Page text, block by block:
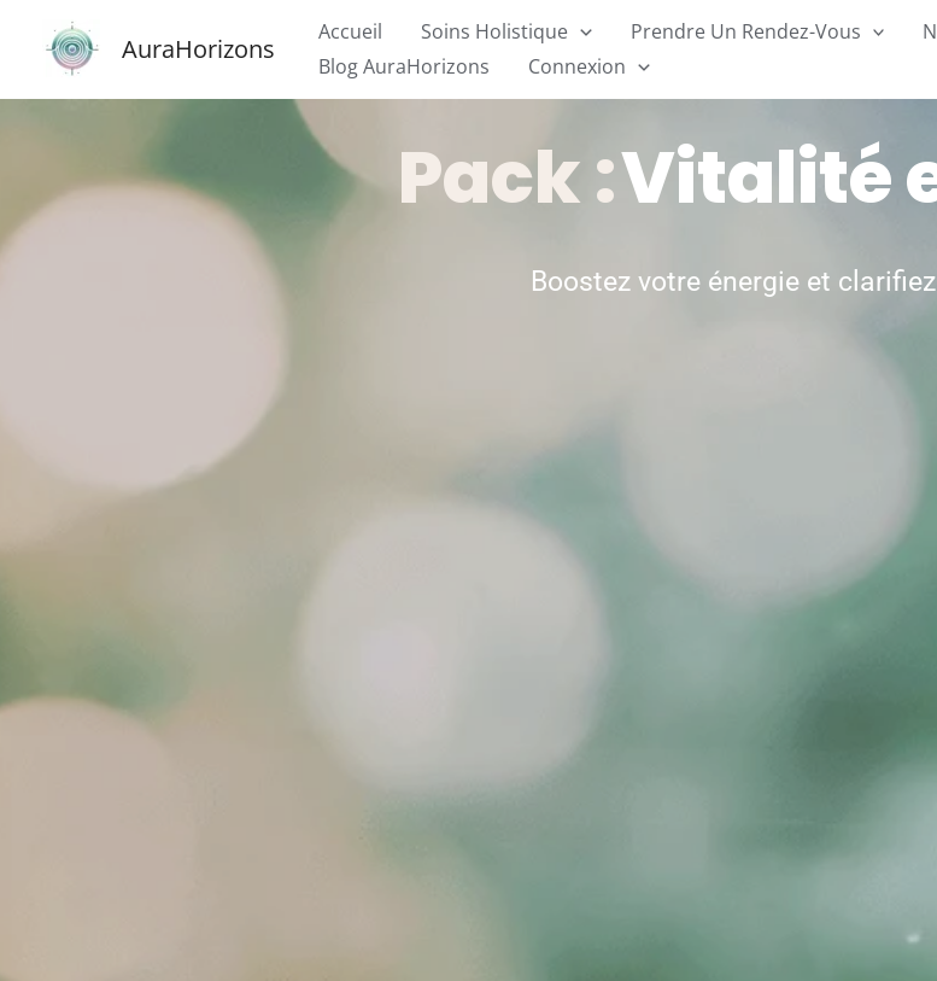
AuraHorizons
Accueil Soins Holistique Prendre Un Rendez-Vous
Blog AuraHorizons
Connexion
Pack :Vitalité
Boostez votre énergie et